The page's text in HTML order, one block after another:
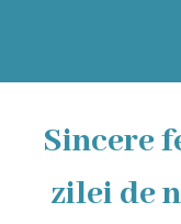
Patrimoniul
importanță
istorică
Sincere
zilei de